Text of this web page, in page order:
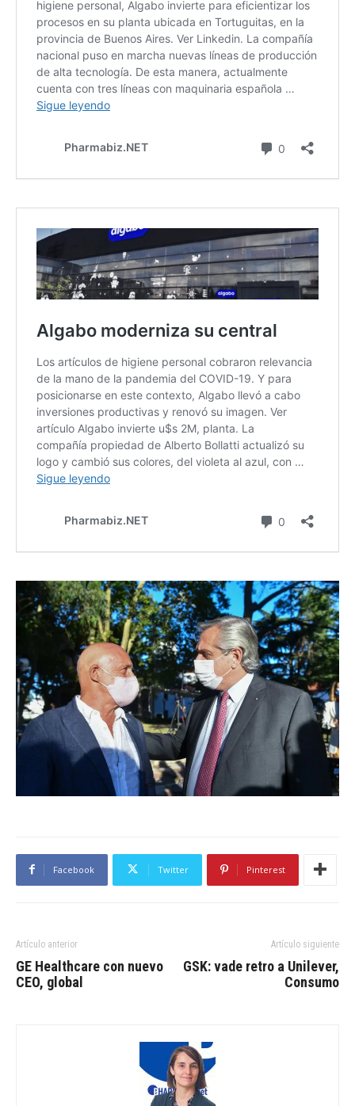
Facebook Twitter Pinterest
Artículo anterior
GE Healthcare con nuevo
CEO, global
Artículo siguiente
GSK: vade retro a Unilever,
Consumo